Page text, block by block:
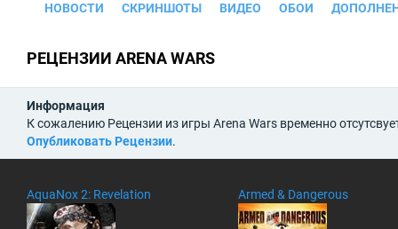
НОВОСТИ СКРИНШОТЫ ВИДЕО ОБОИ
РЕЦЕНЗИИ ARENA WARS
Информация
К сожалению Рецензии из игры Arena Wars временно
Опубликовать Рецензии.
AquaNox 2: Revelation Armed & Dangerous